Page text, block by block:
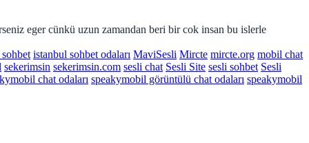
eger cünkü uzun zamandan beri bir cok insan bu islerle
istanbul sohbet odaları MaviSesli Mircte mircte.org mobil chat
sekerimsin sekerimsin.com sesli chat Sesli Site sesli sohbet Sesli
chat odaları speakymobil görüntülü chat odaları speakymobil